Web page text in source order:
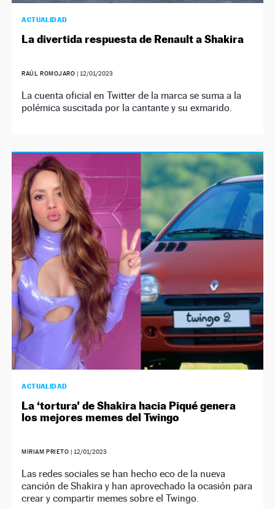
ACTUALIDAD
La divertida respuesta de Renault a Shakira
RAÚL ROMOJARO | 12/01/2023
La cuenta oficial en Twitter de la marca se suma a la
polémica suscitada por la cantante y su exmarido.
ACTUALIDAD
La ‘tortura’ de Shakira hacia Piqué genera
los mejores memes del Twingo
MIRIAM PRIETO | 12/01/2023
Las redes sociales se han hecho eco de la nueva
canción de Shakira y han aprovechado la ocasión para
crear y compartir memes sobre el Twingo.